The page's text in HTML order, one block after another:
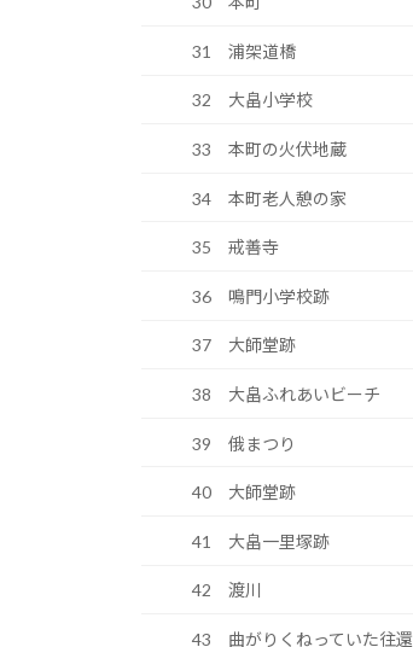
31 浦架道橋
32 大畠小学校
33 本町の火伏地蔵
34 本町老人憩の家
35 戒善寺
36 鳴門小学校跡
37 大師堂跡
38 大畠ふれあいビーチ
39 俄まつり
40 大師堂跡
41 大畠一里塚跡
42 渡川
43 曲がりくねっていた往還